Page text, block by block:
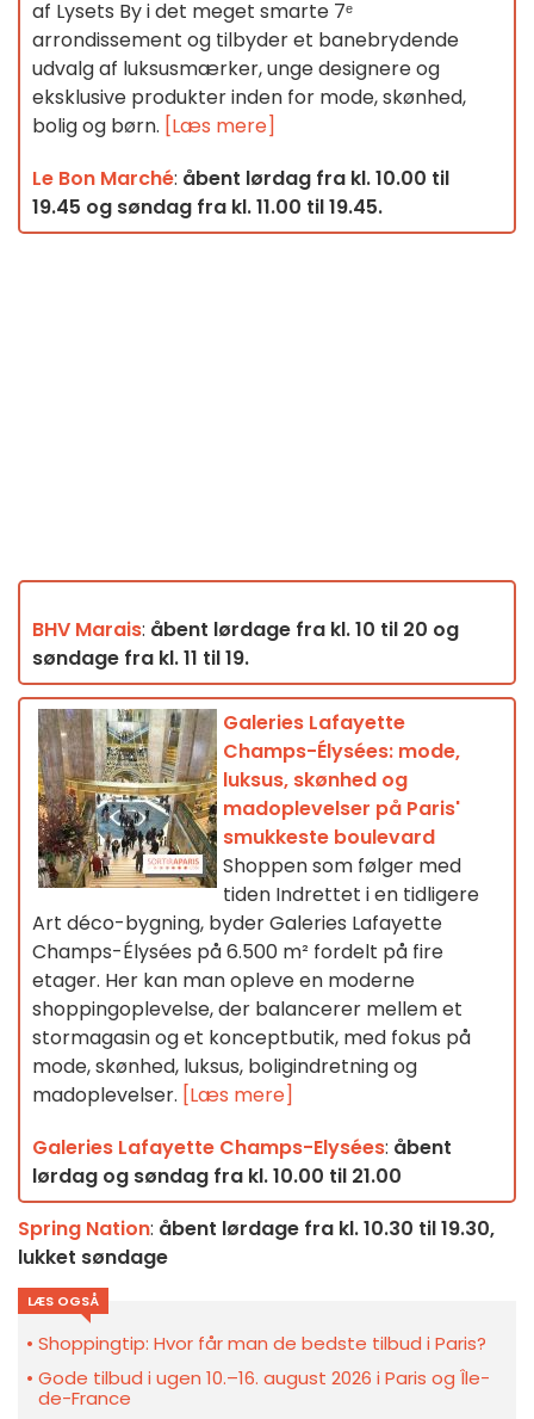
af Lysets By i det meget smarte 7ᵉ
arrondissement og tilbyder et banebrydende
udvalg af luksusmærker, unge designere og
eksklusive produkter inden for mode, skønhed,
bolig og børn. [Læs mere]
Le Bon Marché: åbent lørdag fra kl. 10.00 til
19.45 og søndag fra kl. 11.00 til 19.45.
BHV Marais: åbent lørdage fra kl. 10 til 20 og
søndage fra kl. 11 til 19.
Galeries Lafayette
Champs-Élysées: mode,
luksus, skønhed og
madoplevelser på Paris'
smukkeste boulevard
Shoppen som følger med
tiden Indrettet i en tidligere
Art déco-bygning, byder Galeries Lafayette
Champs-Élysées på 6.500 m² fordelt på fire
etager. Her kan man opleve en moderne
shoppingoplevelse, der balancerer mellem et
stormagasin og et konceptbutik, med fokus på
mode, skønhed, luksus, boligindretning og
madoplevelser. [Læs mere]
Galeries Lafayette Champs-Elysées: åbent
lørdag og søndag fra kl. 10.00 til 21.00
Spring Nation: åbent lørdage fra kl. 10.30 til 19.30,
lukket søndage
LÆS OGSÅ
Shoppingtip: Hvor får man de bedste tilbud i Paris?
Gode tilbud i ugen 10.–16. august 2026 i Paris og Île-
de-France